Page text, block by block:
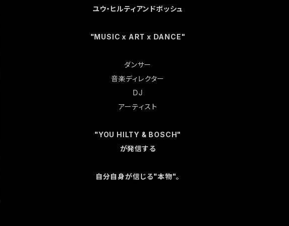
ユウ・ヒルティアンドボッシュ
"MUSIC x ART x DANCE"
ダンサー
音楽ディレクター
DJ
アーティスト
"YOU HILTY & BOSCH"
が発信する
自分自身が信じる"本物"。